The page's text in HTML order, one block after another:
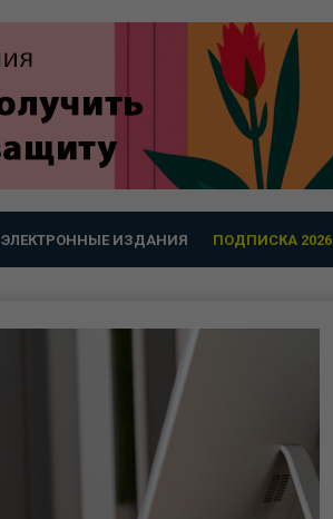
ЭЛЕКТРОННЫЕ ИЗДАНИЯ ПОДПИСКА 2026